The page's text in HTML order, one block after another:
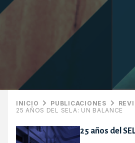
INICIO PUBLICACIONES
25 AÑOS DEL SELA: UN BALANCE
25 años del